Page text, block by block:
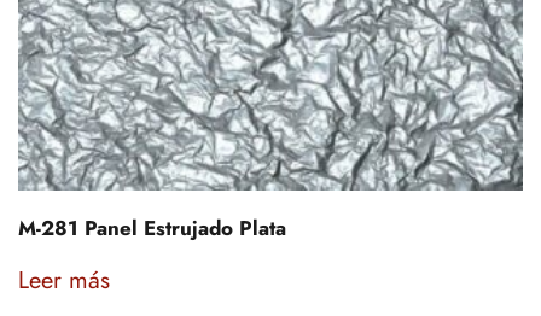
M-281 Panel Estrujado Plata
Leer más